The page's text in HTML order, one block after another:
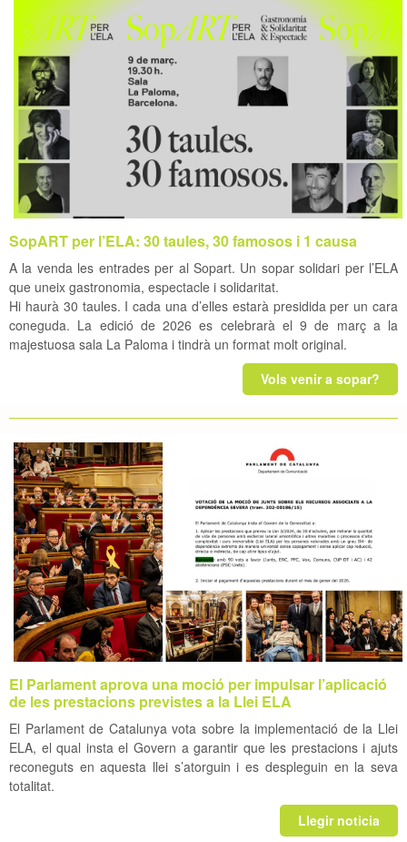
SopART per l’ELA: 30 taules, 30 famosos i 1 causa
A la venda les entrades per al Sopart. Un sopar solidari per l’ELA
que uneix gastronomia, espectacle i solidaritat.
Hi haurà 30 taules. I cada una d’elles estarà presidida per un cara
coneguda. La edició de 2026 es celebrarà el 9 de març a la
majestuosa sala La Paloma i tindrà un format molt original.
Vols venir a sopar?
El Parlament aprova una moció per impulsar l’aplicació
de les prestacions previstes a la Llei ELA
El Parlament de Catalunya vota sobre la implementació de la Llei
ELA, el qual insta el Govern a garantir que les prestacions i ajuts
reconeguts en aquesta llei s’atorguin i es despleguin en la seva
totalitat.
Llegir noticia